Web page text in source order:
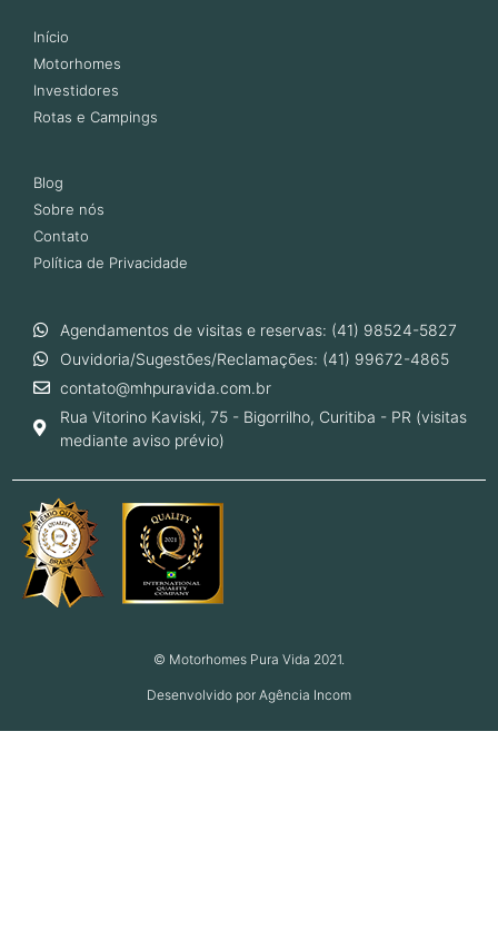
Início
Motorhomes
Investidores
Rotas e Campings
Blog
Sobre nós
Contato
Política de Privacidade
Agendamentos de visitas e reservas: (41) 98524-5827
Ouvidoria/Sugestões/Reclamações: (41) 99672-4865
contato@mhpuravida.com.br
Rua Vitorino Kaviski, 75 - Bigorrilho, Curitiba - PR (visitas
mediante aviso prévio)
© Motorhomes Pura Vida 2021.
Desenvolvido por Agência Incom